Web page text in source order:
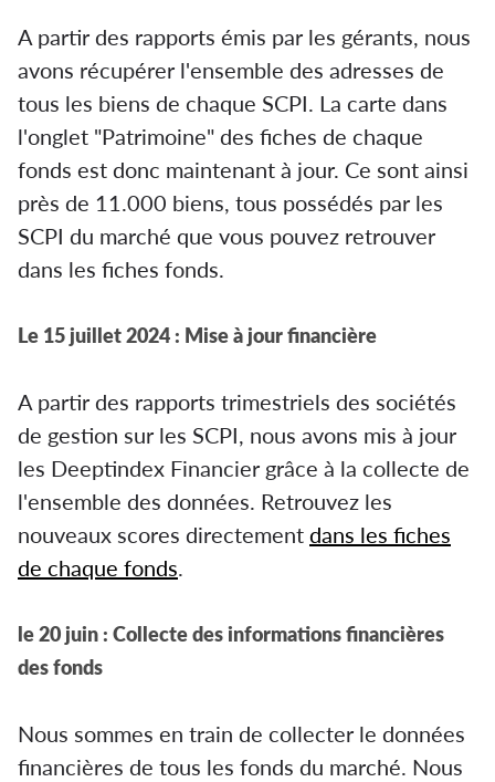
A partir des rapports émis par les gérants, nous
avons récupérer l'ensemble des adresses de
tous les biens de chaque SCPI. La carte dans
l'onglet "Patrimoine" des fiches de chaque
fonds est donc maintenant à jour. Ce sont ainsi
près de 11.000 biens, tous possédés par les
SCPI du marché que vous pouvez retrouver
dans les fiches fonds.
Le 15 juillet 2024 : Mise à jour financière
A partir des rapports trimestriels des sociétés
de gestion sur les SCPI, nous avons mis à jour
les Deeptindex Financier grâce à la collecte de
l'ensemble des données. Retrouvez les
nouveaux scores directement dans les fiches
de chaque fonds.
le 20 juin : Collecte des informations financières
des fonds
Nous sommes en train de collecter le données
financières de tous les fonds du marché. Nous